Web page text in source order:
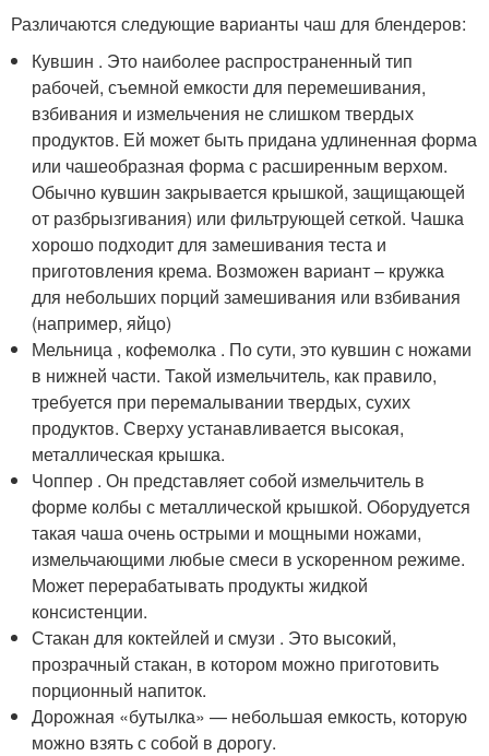
Различаются следующие варианты чаш для блендеров:
Кувшин . Это наиболее распространенный тип
рабочей, съемной емкости для перемешивания,
взбивания и измельчения не слишком твердых
продуктов. Ей может быть придана удлиненная форма
или чашеобразная форма с расширенным верхом.
Обычно кувшин закрывается крышкой, защищающей
от разбрызгивания) или фильтрующей сеткой. Чашка
хорошо подходит для замешивания теста и
приготовления крема. Возможен вариант – кружка
для небольших порций замешивания или взбивания
(например, яйцо)
Мельница , кофемолка . По сути, это кувшин с ножами
в нижней части. Такой измельчитель, как правило,
требуется при перемалывании твердых, сухих
продуктов. Сверху устанавливается высокая,
металлическая крышка.
Чоппер . Он представляет собой измельчитель в
форме колбы с металлической крышкой. Оборудуется
такая чаша очень острыми и мощными ножами,
измельчающими любые смеси в ускоренном режиме.
Может перерабатывать продукты жидкой
консистенции.
Стакан для коктейлей и смузи . Это высокий,
прозрачный стакан, в котором можно приготовить
порционный напиток.
Дорожная «бутылка» — небольшая емкость, которую
можно взять с собой в дорогу.